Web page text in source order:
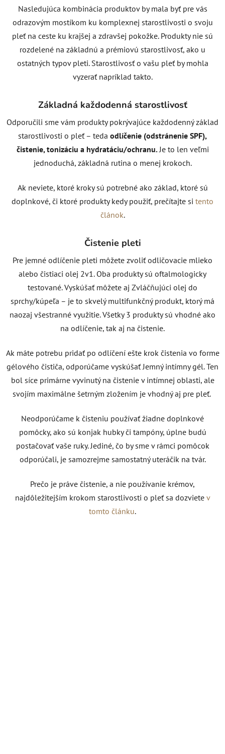
Nasledujúca kombinácia produktov by mala byť pre vás
odrazovým mostíkom ku komplexnej starostlivosti o svoju
pleť na ceste ku krajšej a zdravšej pokožke. Produkty nie sú
rozdelené na základnú a prémiovú starostlivosť, ako u
ostatných typov pleti. Starostlivosť o vašu pleť by mohla
vyzerať napríklad takto.
Základná každodenná starostlivosť
Odporučili sme vám produkty pokrývajúce každodenný základ
starostlivosti o pleť – teda odlíčenie (odstránenie SPF),
čistenie, tonizáciu a hydratáciu/ochranu. Je to len veľmi
jednoduchá, základná rutina o menej krokoch.
Ak neviete, ktoré kroky sú potrebné ako základ, ktoré sú
doplnkové, či ktoré produkty kedy použiť, prečítajte si tento
článok.
Čistenie pleti
Pre jemné odlíčenie pleti môžete zvoliť odličovacie mlieko
alebo čistiaci olej 2v1. Oba produkty sú oftalmologicky
testované. Vyskúšať môžete aj Zvláčňujúci olej do
sprchy/kúpeľa – je to skvelý multifunkčný produkt, ktorý má
naozaj všestranné využitie. Všetky 3 produkty sú vhodné ako
na odlíčenie, tak aj na čistenie.
Ak máte potrebu pridať po odlíčení ešte krok čistenia vo forme
gélového čističa, odporúčame vyskúšať Jemný intímny gél. Ten
bol síce primárne vyvinutý na čistenie v intímnej oblasti, ale
svojím maximálne šetrným zložením je vhodný aj pre pleť.
Neodporúčame k čisteniu používať žiadne doplnkové
pomôcky, ako sú konjak hubky či tampóny, úplne budú
postačovať vaše ruky. Jediné, čo by sme v rámci pomôcok
odporúčali, je samozrejme samostatný uteráčik na tvár.
Prečo je práve čistenie, a nie používanie krémov,
najdôležitejším krokom starostlivosti o pleť sa dozviete v
tomto článku.